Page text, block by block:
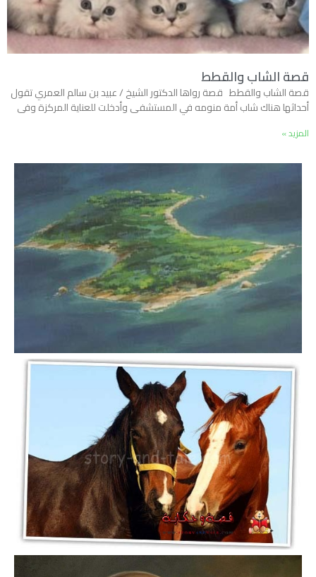
قصة الشاب والقطط
قصة الشاب والقطط قصة رواها الدكتور الشيخ / عبيد بن سالم العمري تقول
أحداثها هناك شاب أمة منومه في المستشفى وأدخلت للعناية المركزة وفى
المزيد »